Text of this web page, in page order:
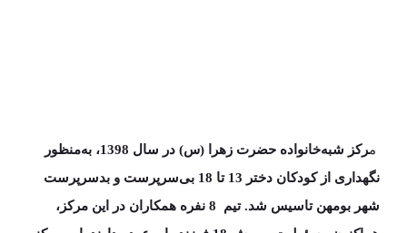
مرکز شبه‌خانواده حضرت زهرا (س) در سال 1398، به‌­منظور
نگهداری از کودکان دختر 13 تا 18
بی­‌سرپرست و بدسرپرست
شهر بومهن تاسیس شد. تیم 8 نفره همکاران
در این مرکز،